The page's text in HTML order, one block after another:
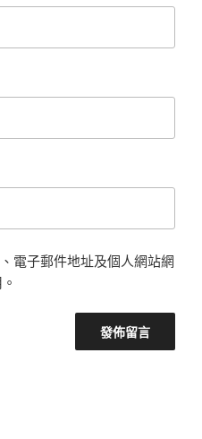
電子郵件地址及個人網站網